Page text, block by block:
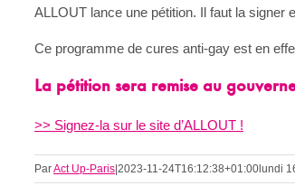
ALLOUT lance une pétition. Il faut la signer
Ce programme de cures anti-gay est en
La pétition sera remise au
>> Signez-la sur le site d’ALLOUT !
ParAct Up-Paris|2023-11-24T16:12:38+01:00lundi